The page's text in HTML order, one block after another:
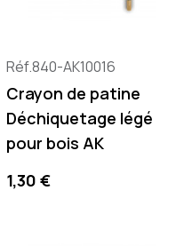
Réf.840-AK10016
Crayon de patine
Déchiquetage légé
pour bois AK
Precio
1,30 €